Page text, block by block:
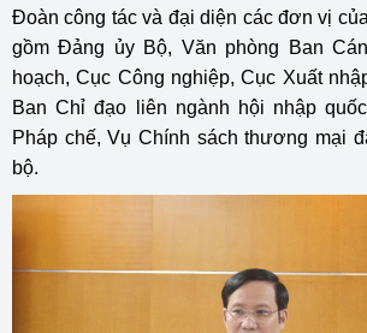
Đoàn công tác và đại diện các đơn vị
gồm Đảng ủy Bộ, Văn phòng Ban
hoạch, Cục Công nghiệp, Cục Xuất
Ban Chỉ đạo liên ngành hội nhập
Pháp chế, Vụ Chính sách thương mại
bộ.